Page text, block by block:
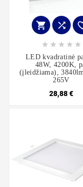
 
    
LED kvadratinė
48W, 4200K,
(įleidžiama),
265V
28,88 €